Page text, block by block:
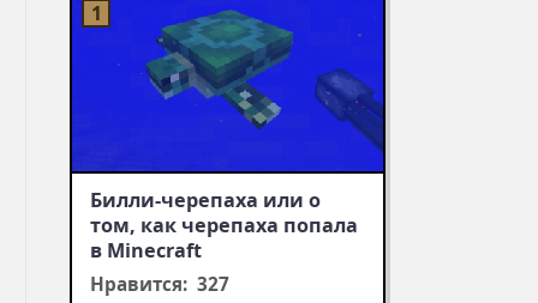
Билли-черепаха или о
том, как черепаха попала
в Minecraft
Нравится: 327